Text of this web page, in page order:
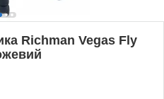
Richman Vegas Fly